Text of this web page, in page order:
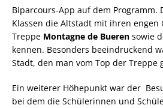
Biparcours-App auf dem Programm.
Klassen die Altstadt mit ihren engen
Treppe Montagne de Bueren sowie
kennen. Besonders beeindruckend
Stadt, den man vom Top der Treppe
Ein weiterer Höhepunkt war der
bei dem die Schülerinnen und